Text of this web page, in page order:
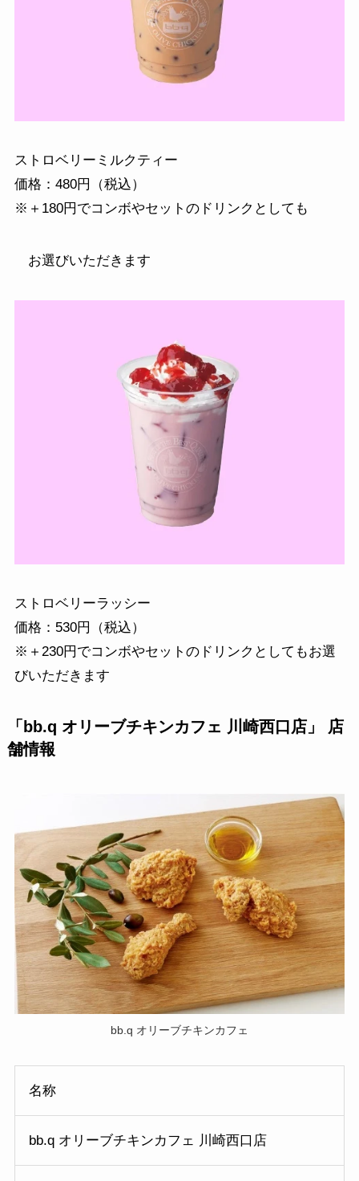
ストロベリーミルクティー
価格：480円（税込）
※＋180円でコンボやセットのドリンクとしても
お選びいただきます
ストロベリーラッシー
価格：530円（税込）
※＋230円でコンボやセットのドリンクとしてもお選
びいただきます
「bb.q オリーブチキンカフェ 川崎西口店」
店
舗情報
bb.q オリーブチキンカフェ
名称
bb.q オリーブチキンカフェ 川崎西口店